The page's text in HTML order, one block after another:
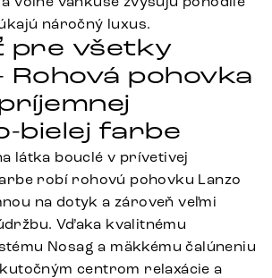
náročný luxus.
pre všetky
Rohová pohovka
bielej farbe
látka bouclé v prívetivej
robí rohovú pohovku Lanzo
na dotyk a zároveň veľmi
Vďaka kvalitnému
Nosag a mäkkému čalúneniu
centrom relaxácie a